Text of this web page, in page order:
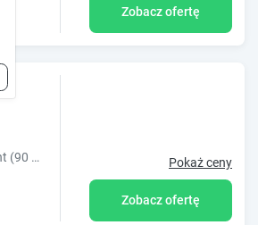
Zobacz ofertę
Do wynajęcia na wypoczynek o każdej porze roku nowy apartament (90 m2) w domu położonym między dwoma mazurskimi jeziorami Orzysz i Mleczówka. Pokaż ceny
Zobacz ofertę